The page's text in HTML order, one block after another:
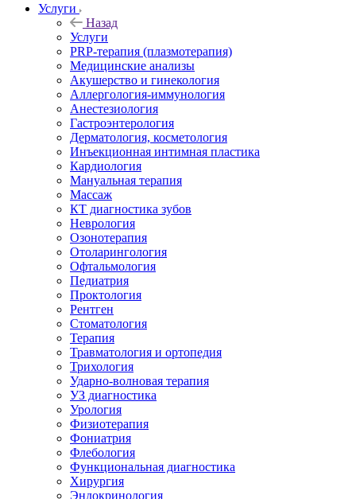
Услуги
Назад
Услуги
PRP-терапия (плазмотерапия)
Медицинские анализы
Акушерство и гинекология
Аллергология-иммунология
Анестезиология
Гастроэнтерология
Дерматология, косметология
Инъекционная интимная пластика
Кардиология
Мануальная терапия
Массаж
КТ диагностика зубов
Неврология
Озонотерапия
Отоларингология
Офтальмология
Педиатрия
Проктология
Рентген
Стоматология
Терапия
Травматология и ортопедия
Трихология
Ударно-волновая терапия
УЗ диагностика
Урология
Физиотерапия
Фониатрия
Флебология
Функциональная диагностика
Хирургия
Эндокринология